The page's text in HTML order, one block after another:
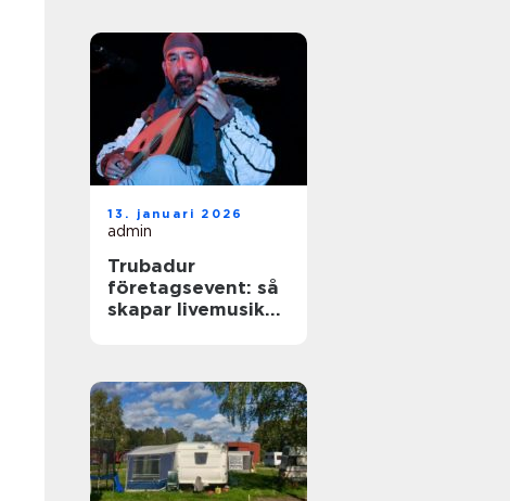
13. januari 2026
admin
Trubadur
företagsevent: så
skapar livemusiken